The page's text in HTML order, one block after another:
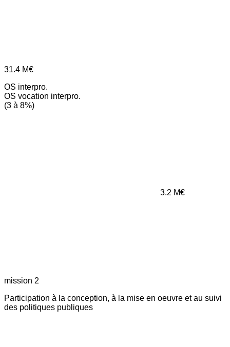
31.4 M€
OS interpro.
OS vocation interpro.
(3 à 8%)
3.2 M€
mission 2
Participation à la conception, à la mise en oeuvre et au suivi
des politiques publiques